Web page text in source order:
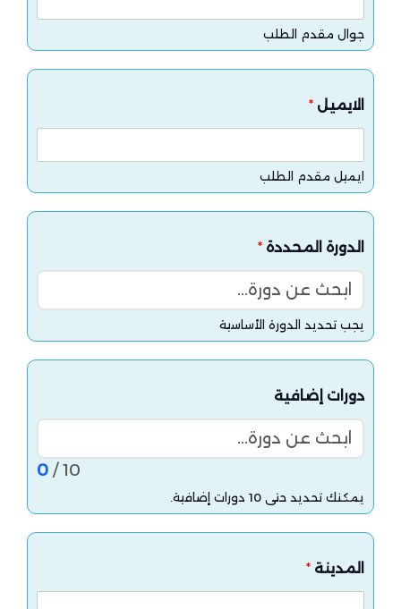
جوال مقدم الطلب
الايميل *
ايميل مقدم الطلب
الدورة المحددة *
ابحث عن دورة...
يجب تحديد الدورة الأساسية
دورات إضافية
ابحث عن دورة...
0 / 10
يمكنك تحديد حتى 10 دورات إضافية.
المدينة *